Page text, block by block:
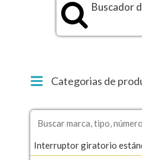
Buscador
Categorias de
Interruptor giratorio